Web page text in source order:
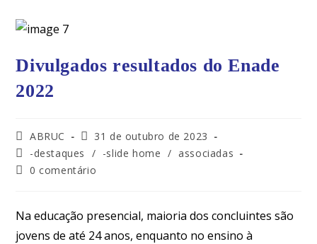
Divulgados resultados do Enade
2022
ABRUC
31 de outubro de 2023
-destaques
/ -slide home / associadas
0 comentário
Na educação presencial, maioria dos concluintes são
jovens de até 24 anos, enquanto no ensino à